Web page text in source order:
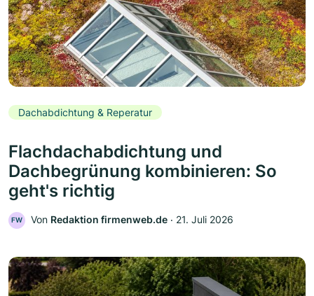
Dachabdichtung & Reperatur
Flachdachabdichtung und
Dachbegrünung kombinieren: So
geht's richtig
FW Von Redaktion firmenweb.de ‧ 21. Juli 2026